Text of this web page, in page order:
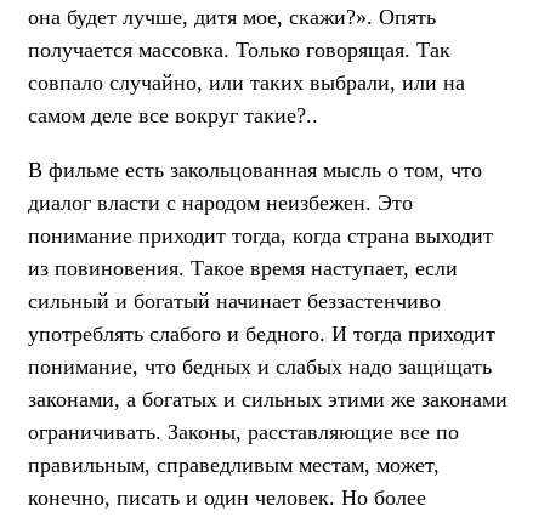
она будет лучше, дитя мое, скажи?». Опять
получается массовка. Только говорящая. Так
совпало случайно, или таких выбрали, или на
самом деле все вокруг такие?..
В фильме есть закольцованная мысль о том, что
диалог власти с народом неизбежен. Это
понимание приходит тогда, когда страна выходит
из повиновения. Такое время наступает, если
сильный и богатый начинает беззастенчиво
употреблять слабого и бедного. И тогда приходит
понимание, что бедных и слабых надо защищать
законами, а богатых и сильных этими же законами
ограничивать. Законы, расставляющие все по
правильным, справедливым местам, может,
конечно, писать и один человек. Но более